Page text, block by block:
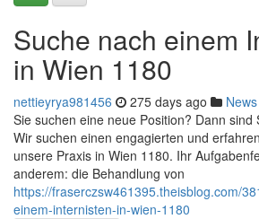
Suche nach einem
in Wien 1180
nettieyrya981456 275 days ago News
Sie suchen eine neue Position? Dann sind
Wir suchen einen engagierten und
unsere Praxis in Wien 1180. Ihr
anderem: die Behandlung von
https://fraserczsw461395.theisblog.com/
einem-internisten-in-wien-1180